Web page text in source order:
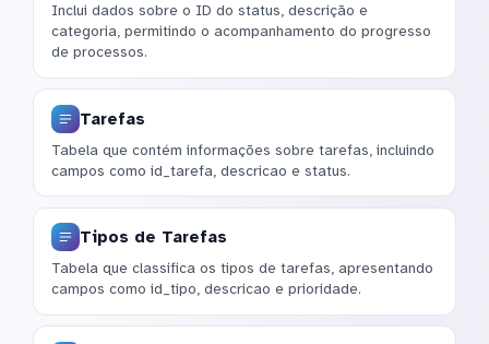
Inclui dados sobre o ID do status, descrição e
categoria, permitindo o acompanhamento do progresso
de processos.
Tarefas
Tabela que contém informações sobre tarefas, incluindo
campos como id_tarefa, descricao e status.
Tipos de Tarefas
Tabela que classifica os tipos de tarefas, apresentando
campos como id_tipo, descricao e prioridade.